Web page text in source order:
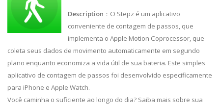
Description ：O Stepz é um aplicativo
conveniente de contagem de passos, que
implementa o Apple Motion Coprocessor, que
coleta seus dados de movimento automaticamente em segundo
plano enquanto economiza a vida útil de sua bateria. Este simples
aplicativo de contagem de passos foi desenvolvido especificamente
para iPhone e Apple Watch.
Você caminha o suficiente ao longo do dia? Saiba mais sobre sua